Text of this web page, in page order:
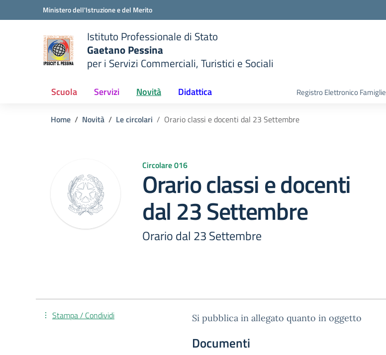
Vai ai contenuti
Vai al menu di navigazioneMinistero dell'Istruzione e del Merito
Istituto Professionale di Stato
Gaetano Pessina
per i Servizi Commerciali, Turistici e Sociali
Scuola Servizi Novità Didattica Registro Elettronico Famiglie
Home Novità Le circolari Orario classi e docenti dal 23 Settembre
Circolare 016
Orario classi e docenti
dal 23 Settembre
Orario dal 23 Settembre
Si pubblica in allegato quanto in oggetto
Documenti
Stampa / Condividi